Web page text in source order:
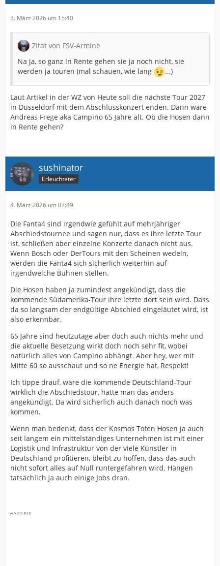
3. März 2026 um 15:40
Zitat von FSV-Armine
Na ja, so ganz in Rente gehen sie ja noch nicht, sie
werden ja touren (mal schauen, wie lang
...)
Laut Artikel in der WZ von Heute soll die nächste Tour 2027
in Düsseldorf mit dem Abschlusskonzert enden. Dann wäre
Andreas Frege aka Campino 65 Jahre alt. Ob die Hosen dann
in Rente gehen?
sushinator
Erleuchteter
4. März 2026 um 07:49
Die Fanta4 sind irgendwie gefühlt auf mehrjähriger
Abschiedstournee und sagen nur, dass es ihre letzte Tour
ist, schließen aber einzelne Konzerte danach nicht aus.
Wenn Bosch oder DerTours mit den Scheinen wedeln,
werden die Fanta4 sich sicherlich weiterhin auf
irgendwelche Bühnen stellen.
Die Hosen haben ja zumindest angekündigt, dass die
kommende Südamerika-Tour ihre letzte dort sein wird. Dass
da so langsam der endgültige Abschied eingeläutet wird, ist
also erkennbar.
65 Jahre sind heutzutage aber doch auch nichts mehr und
die aktuelle Besetzung wirkt doch noch sehr fit, wobei
natürlich alles von Campino abhängt. Aber hey, wer mit
Mitte 60 so ausschaut und so ne Energie hat, Respekt!
Ich tippe drauf, wäre die kommende Deutschland-Tour
wirklich die Abschiedstour, hätte man das anders
angekündigt. Da wird sicherlich auch danach noch was
kommen.
Wenn man bedenkt, dass der Kosmos Toten Hosen ja auch
seit langem ein mittelständiges Unternehmen ist mit einer
Logistik und Infrastruktur von der viele Künstler in
Deutschland profitieren, bleibt zu hoffen, dass das auch
nicht sofort alles auf Null runtergefahren wird. Hängen
tatsächlich ja auch einige Jobs dran.